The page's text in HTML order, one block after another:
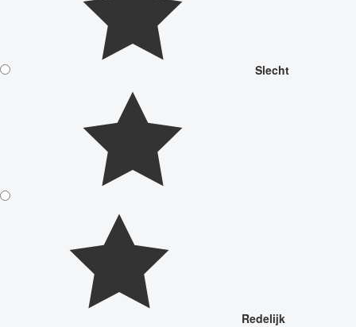
Slecht
Redelijk